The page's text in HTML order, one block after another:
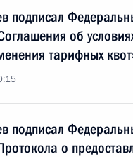
подписал
об
тарифных
подписал
о